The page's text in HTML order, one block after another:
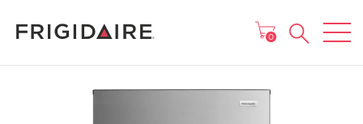
MENU
0